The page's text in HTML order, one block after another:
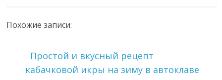
Похожие записи:
Простой и вкусный рецепт
кабачковой икры на зиму в автоклаве